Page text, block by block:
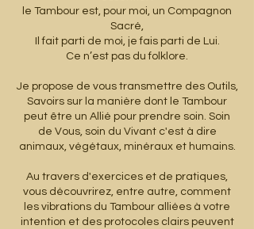
le Tambour est, pour moi, un Compagnon
Sacré,
Il fait parti de moi, je fais parti de Lui.
Ce n’est pas du folklore.
Je propose de vous transmettre des Outils,
Savoirs sur la manière dont le Tambour
peut être un Allié pour prendre soin. Soin
de Vous, soin du Vivant c'est à dire
animaux, végétaux, minéraux et humains.
Au travers d'exercices et de pratiques,
vous découvrirez, entre autre, comment
les vibrations du Tambour alliées à votre
intention et des protocoles clairs peuvent